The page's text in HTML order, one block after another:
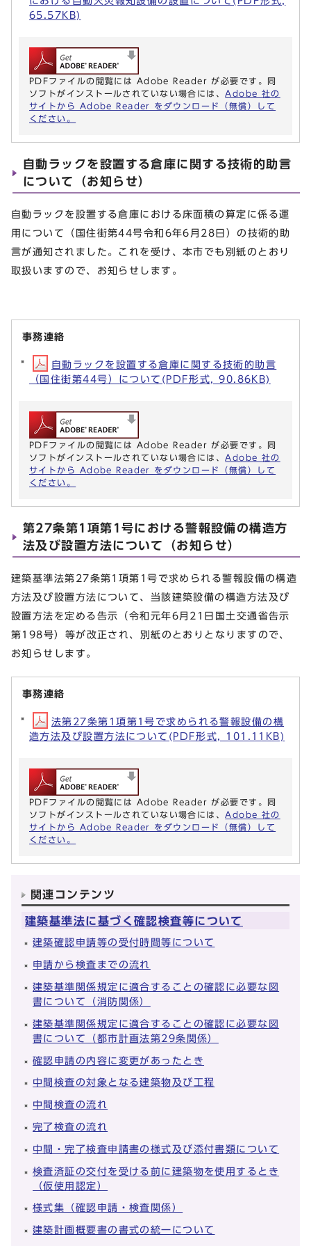
65.57KB)
PDFファイルの閲覧には Adobe Reader が必要です。同
ソフトがインストールされていない場合には、 Adobe 社の
サイトから Adobe Reader をダウンロード（無償）して
ください。
自動ラックを設置する倉庫に関する技術的助言
について（お知らせ）
自動ラックを設置する倉庫における床面積の算定に係る運
用について（国住街第44号令和6年6月28日）の技術的助
言が通知されました。これを受け、本市でも別紙のとおり
取扱いますので、お知らせします。
事務連絡
自動ラックを設置する倉庫に関する技術的助言
（国住街第44号）について(PDF形式, 90.86KB)
PDFファイルの閲覧には Adobe Reader が必要です。同
ソフトがインストールされていない場合には、Adobe 社の
サイトから Adobe Reader をダウンロード（無償）して
ください。
第27条第1項第1号における警報設備の構造方
法及び設置方法について（お知らせ）
建築基準法第27条第1項第1号で求められる警報設備の構造
方法及び設置方法について、当該建築設備の構造方法及び
設置方法を定める告示（令和元年6月21日国土交通省告示
第198号）等が改正され、別紙のとおりとなりますので、
お知らせします。
事務連絡
法第27条第1項第1号で求められる警報設備の構
造方法及び設置方法について(PDF形式, 101.11KB)
PDFファイルの閲覧には Adobe Reader が必要です。同
ソフトがインストールされていない場合には、Adobe 社の
サイトから Adobe Reader をダウンロード（無償）して
ください。
関連コンテンツ
建築基準法に基づく確認検査等について
建築確認申請等の受付時間等について
申請から検査までの流れ
建築基準関係規定に適合することの確認に必要な図
書について（消防関係）
建築基準関係規定に適合することの確認に必要な図
書について（都市計画法第29条関係）
確認申請の内容に変更があったとき
中間検査の対象となる建築物及び工程
中間検査の流れ
完了検査の流れ
中間・完了検査申請書の様式及び添付書類について
検査済証の交付を受ける前に建築物を使用するとき
（仮使用認定）
様式集（確認申請・検査関係）
建築計画概要書の書式の統一について